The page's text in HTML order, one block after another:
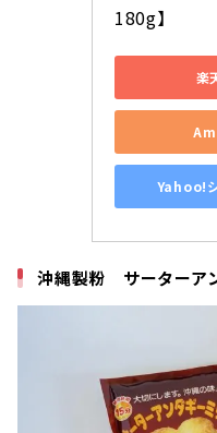
180g】
楽
Yahoo!
沖縄製粉 サーターア